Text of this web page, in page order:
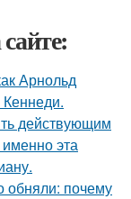
Арнольд
действующим
эта
обняли: почему